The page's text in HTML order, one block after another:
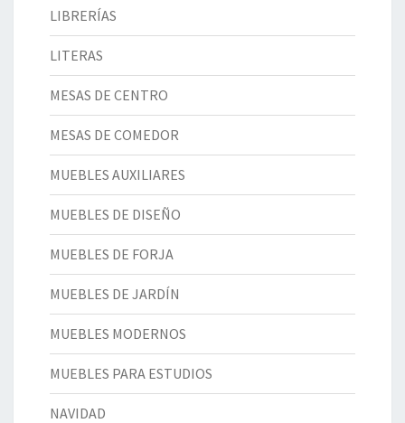
LIBRERÍAS
LITERAS
MESAS DE CENTRO
MESAS DE COMEDOR
MUEBLES AUXILIARES
MUEBLES DE DISEÑO
MUEBLES DE FORJA
MUEBLES DE JARDÍN
MUEBLES MODERNOS
MUEBLES PARA ESTUDIOS
NAVIDAD